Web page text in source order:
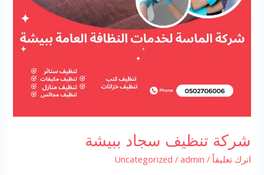
شركة تنظيف سجاد ببيشة
اترك تعليقاً /
Uncategorized / admin